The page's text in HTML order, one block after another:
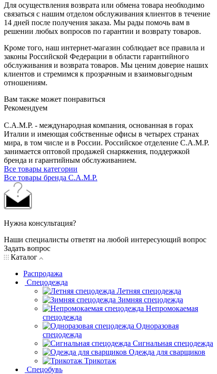
Для осуществления возврата или обмена товара необходимо
связаться с нашим отделом обслуживания клиентов в течение
14 дней после получения заказа. Мы рады помочь вам в
решении любых вопросов по гарантии и возврату товаров.
Кроме того, наш интернет-магазин соблюдает все правила и
законы Российской Федерации в области гарантийного
обслуживания и возврата товаров. Мы ценим доверие наших
клиентов и стремимся к прозрачным и взаимовыгодным
отношениям.
Вам также может понравиться
Рекомендуем
C.A.M.P. - международная компания, основанная в горах
Италии и имеющая собственные офисы в четырех странах
мира, в том числе и в России. Российское отделение C.A.M.P.
занимается оптовой продажей снаряжения, поддержкой
бренда и гарантийным обслуживанием.
Все товары категории
Все товары бренда C.A.M.P.
Нужна консультация?
Наши специалисты ответят на любой интересующий вопрос
Задать вопрос
Каталог
Распродажа
Спецодежда
Летняя спецодежда
Зимняя спецодежда
Непромокаемая
спецодежда
Одноразовая
спецодежда
Сигнальная спецодежда
Одежда для сварщиков
Трикотаж
Спецобувь